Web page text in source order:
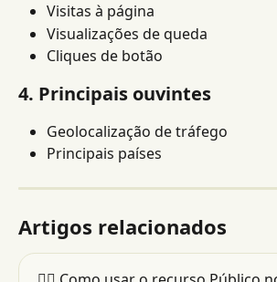
Visitas à página
Visualizações de queda
Cliques de botão
4. Principais ouvintes
Geolocalização de tráfego
Principais países
Artigos relacionados